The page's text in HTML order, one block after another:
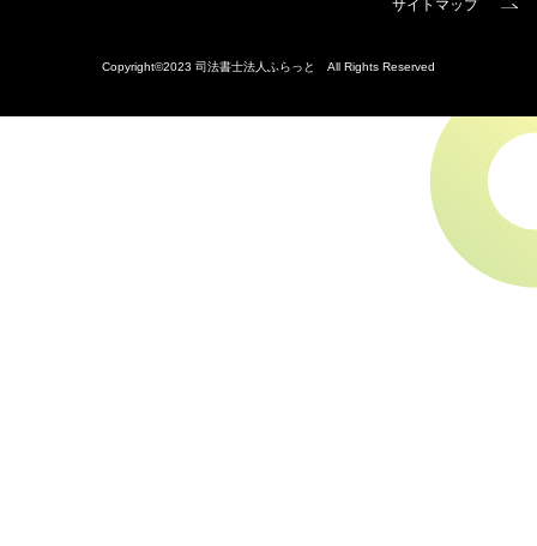
サイトマップ
Copyright©2023 司法書士法人ふらっと All Rights Reserved